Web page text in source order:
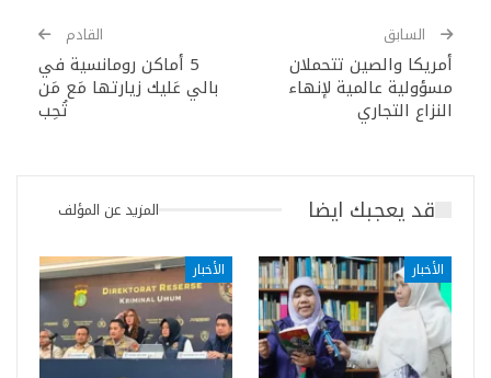
السابق
أمريكا والصين تتحملان
مسؤولية عالمية لإنهاء
النزاع التجاري
القادم
5 أماكن رومانسية في
بالي عَليك زيارتها مَع مَن
تُحِب
قد يعجبك ايضا المزيد عن المؤلف
الأخبار الأخبار